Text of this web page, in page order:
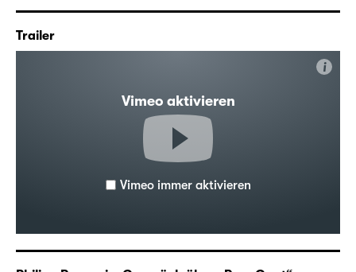
Trailer
Vimeo aktivieren
i
Vimeo immer aktivieren